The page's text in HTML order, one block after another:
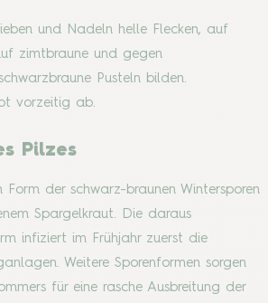
und Nadeln helle Flecken, auf
zimtbraune und gegen
Pusteln bilden.
vorzeitig ab.
Pilzes
Form der schwarz-braunen Wintersporen
Spargelkraut. Die daraus
infiziert im Frühjahr zuerst die
Weitere Sporenformen sorgen
für eine rasche Ausbreitung der